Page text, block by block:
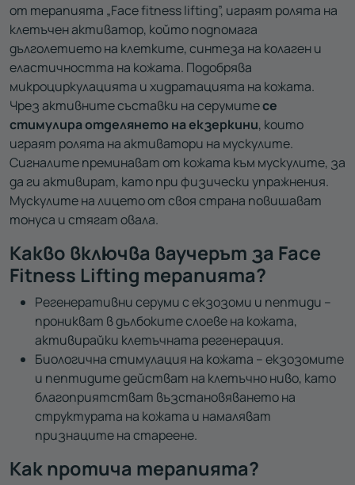
от терапията „Face fitness lifting”, играят ролята на
клетъчен активатор, който подпомага
дълголетието на клетките, синтеза на колаген и
еластичността на кожата. Подобрява
микроциркулацията и хидратацията на кожата.
Чрез активните съставки на серумитесе
стимулира отделянето на екзеркини, които
играят ролята на активатори на мускулите.
Сигналите преминават от кожата към мускулите, за
да ги активират, като при физически упражнения.
Мускулите на лицето от своя страна повишават
тонуса и стягат овала.
Какво включва ваучерът за Face
Fitness Lifting терапията?
Регенеративни серуми с екзозоми и пептиди –
проникват в дълбоките слоеве на кожата,
активирайки клетъчната регенерация.
Биологична стимулация на кожата – екзозомите
и пептидите действат на клетъчно ниво, като
благоприятстват възстановяването на
структурата на кожата и намаляват
признаците на стареене.
Как протича терапията?